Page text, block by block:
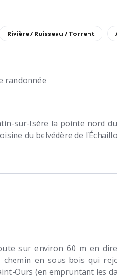
Rivière / Ruisseau / Torrent
randonnée
sur-Isère la pointe nord
du belvédère de
sur environ 60 m en
chemin en sous-bois qui
Ours (en empruntant les